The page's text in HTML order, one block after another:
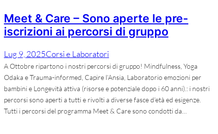
Meet & Care – Sono aperte le pre-
iscrizioni ai percorsi di gruppo
Lug 9, 2025Corsi e Laboratori
A Ottobre ripartono i nostri percorsi di gruppo! Mindfulness, Yoga
Odaka e Trauma-informed, Capire l’Ansia, Laboratorio emozioni per
bambini e Longevità attiva (risorse e potenziale dopo i 60 anni).: i nostri
percorsi sono aperti a tutti e rivolti a diverse fasce d’età ed esigenze.
Tutti i percorsi del programma Meet & Care sono condotti da…